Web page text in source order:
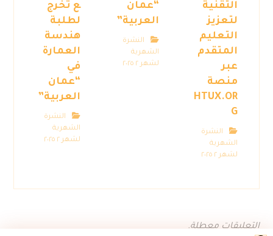
التقنية
لتعزيز
التعليم
المتقدم
عبر
منصة
HTUX.OR
G
النشرة
الشهرية
لشهر ٢ ٢٠٢٥
“عمان
العربية”
النشرة
الشهرية
لشهر ٢ ٢٠٢٥
ع تخرج
لطلبة
هندسة
العمارة
في
“عمان
العربية”
النشرة
الشهرية
لشهر ٢ ٢٠٢٥
التعليقات معطلة.